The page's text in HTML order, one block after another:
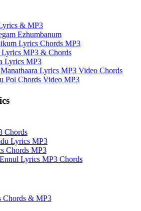
& MP3
Ezhumbanum
Lyrics Chords MP3
Lyrics MP3 & Chords
Lyrics MP3
Lyrics MP3 Video Chords
Chords Video MP3
Chords
Lyrics MP3
Chords MP3
Lyrics MP3 Chords
Chords & MP3